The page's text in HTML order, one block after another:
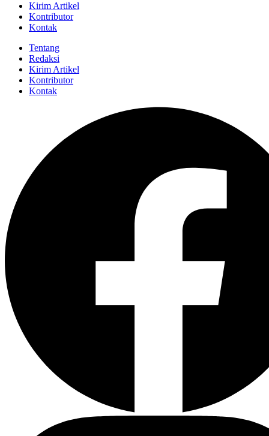
Kirim Artikel
Kontributor
Kontak
Tentang
Redaksi
Kirim Artikel
Kontributor
Kontak